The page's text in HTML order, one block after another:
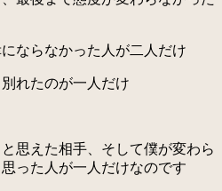
ならなかった人が二人だけ
れたのが一人だけ
思えた相手、そして僕が変わら
った人が一人だけなのです